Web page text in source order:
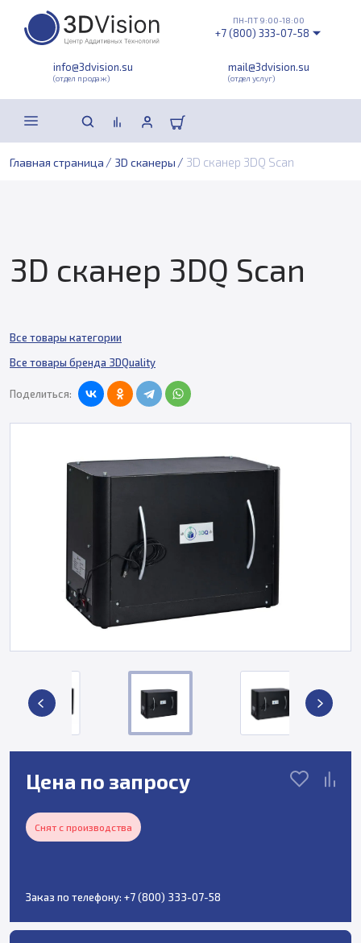
info@3dvision.su
(отдел продаж)
mail@3dvision.su
(отдел услуг)
ПН-ПТ 9:00-18:00
+7 (800) 333-07-58
Главная страница / 3D сканеры / 3D сканер 3DQ Scan
3D сканер 3DQ Scan
Все товары категории
Все товары бренда 3DQuality
Поделиться:
Цена по запросу
Снят с производства
Заказ по телефону: +7 (800) 333-07-58